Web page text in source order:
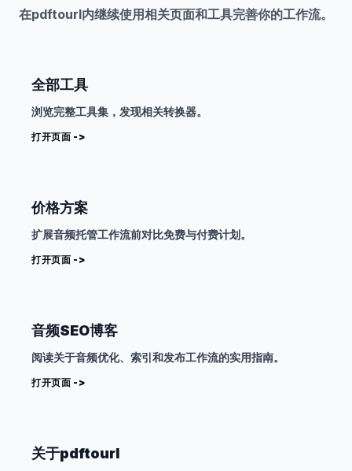
在pdftourl内继续使用相关页面和工具完善你的工作流。
全部工具
浏览完整工具集，发现相关转换器。
打开页面 ->
价格方案
扩展音频托管工作流前对比免费与付费计划。
打开页面 ->
音频SEO博客
阅读关于音频优化、索引和发布工作流的实用指南。
打开页面 ->
关于pdftourl